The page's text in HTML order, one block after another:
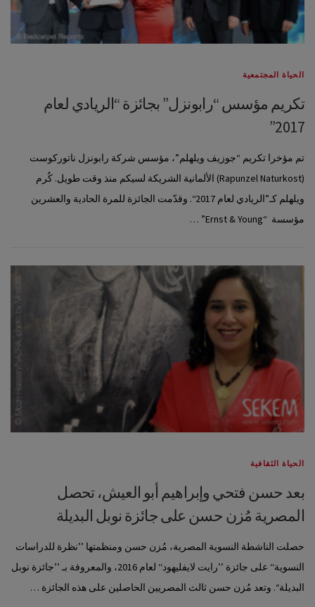
الحياة المجتمعية
تكريم مؤسس “رابونزل” بجائزة “الريادي لعام
2017”
تم مؤخرا تكريم “جوزيف ويلهلم”، مؤسس شركة رابونزل ناتوركوست
(Rapunzel Naturkost) الألمانية الشريكة لسيكم منذ وقت طويل. كُرم
ويلهلم كـ”الريادي لعام 2017“. وقدّمت الجائزة للمرة الحادية والعشرين
مؤسسة “Ernst & Young” …
الحياة الثقافية
بعد حسن فتحي وإبراهيم أبو العيش، تحصل
المصرية مُزن حسن على جائزة نوبل البديلة
حصلت الناشطة النسوية المصرية، مُزن حسن ومنظمتها ’’نظرة للدراسات
النسوية‘‘ على جائزة ’’رايت لايفليهود‘‘ لعام 2016، والمعروفة بـ ’’جائزة نوبل
البديلة‘‘. وتعد مُزن حسن ثالث المصريين الحاصلين على هذه الجائزة …